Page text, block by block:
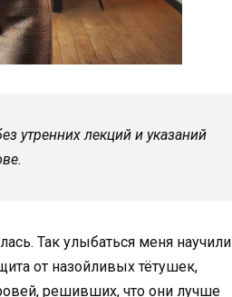
утренних лекций и указаний
Так улыбаться меня научили
от назойливых тётушек,
решивших, что они лучше